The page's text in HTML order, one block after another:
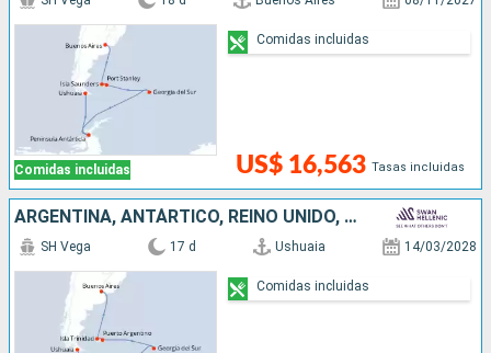
Comidas incluidas US$ 16,563 Tasas incluidas
Comidas incluidas
ARGENTINA, ANTÁRTICO, REINO UNIDO, ISLAS MALVINAS
SH Vega 17 d Ushuaia 14/03/2028
Comidas incluidas